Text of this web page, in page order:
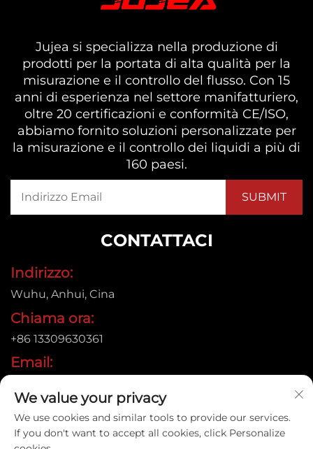
Jujea si specializza nella produzione di
prodotti per la portata di alta qualità per la
misurazione e il controllo del flusso. Con 15
anni di esperienza nel settore manifatturiero,
oltre 20 certificazioni e conformità CE/ISO,
abbiamo fornito soluzioni personalizzate per
la misurazione e il controllo dei liquidi a più di
160 paesi.
CONTATTACI
Indirizzo:
Wuhu, Anhui, Cina
Chiama ora:
+86 13309630361
Email:
Copyright © 2015 Anhui Jujie Automation Technology
We value your privacy
We use cookies and similar tools to provide our services.
If you don't want to accept all cookies, click Personalize